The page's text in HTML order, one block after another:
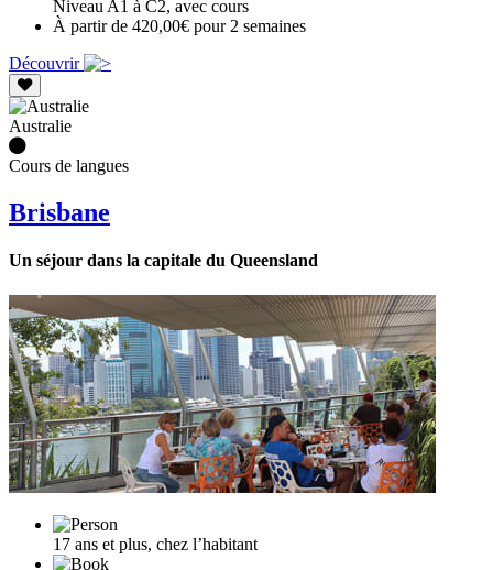
Niveau A1 à C2, avec cours
À partir de 420,00€ pour 2 semaines
Découvrir
Australie
Cours de langues
Brisbane
Un séjour dans la capitale du Queensland
17 ans et plus, chez l’habitant